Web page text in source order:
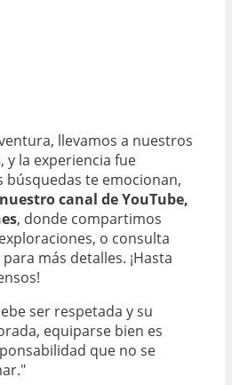
llevamos a nuestros
, y la experiencia fue
búsquedas te emocionan,
nuestro canal de YouTube,
, donde compartimos
o consulta
más detalles. ¡Hasta
ser respetada y su
equiparse bien es
que no se